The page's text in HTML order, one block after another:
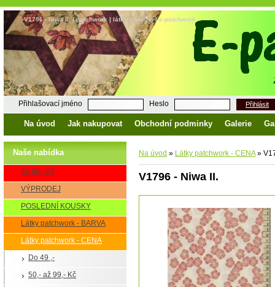
V1796 - Niwa II. | patchwork | látky | bavlna | e-patchwork
Přihlašovací jméno Heslo Přihlásit
Na úvod Jak nakupovat Obchodní podminky Galerie
Naše nabídka
ZA 80,- Kč
VÝPRODEJ
POSLEDNÍ KOUSKY
Látky patchwork - BARVA
Látky patchwork - CENA
Do 49 ,-
50,- až 99,- Kč
Na úvod » Látky patchwork - CENA »
V1796 - Niwa II.